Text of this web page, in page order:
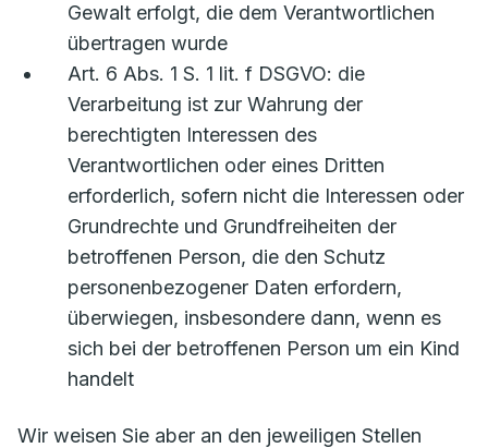
Gewalt erfolgt, die dem Verantwortlichen
übertragen wurde
Art. 6 Abs. 1 S. 1 lit. f DSGVO: die
Verarbeitung ist zur Wahrung der
berechtigten Interessen des
Verantwortlichen oder eines Dritten
erforderlich, sofern nicht die Interessen oder
Grundrechte und Grundfreiheiten der
betroffenen Person, die den Schutz
personenbezogener Daten erfordern,
überwiegen, insbesondere dann, wenn es
sich bei der betroffenen Person um ein Kind
handelt
Wir weisen Sie aber an den jeweiligen Stellen